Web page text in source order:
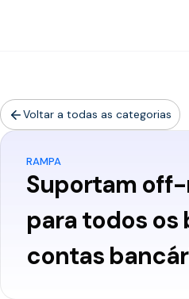
Voltar a todas as categorias
RAMPA
Suportam
para todos os
contas